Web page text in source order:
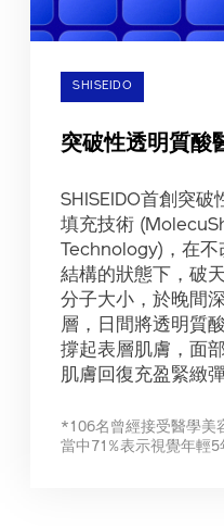
SHISEIDO
突破性透明質酸
SHISEIDO首創突破
填充技術
Technology)，在不
結構的狀態下，破
分子大小，於晚間
層，日間將透明質
撐起表層肌膚，面
肌膚回復充盈緊緻彈
*106名曾經接受醫學美
當中71%表示視覺年輕5